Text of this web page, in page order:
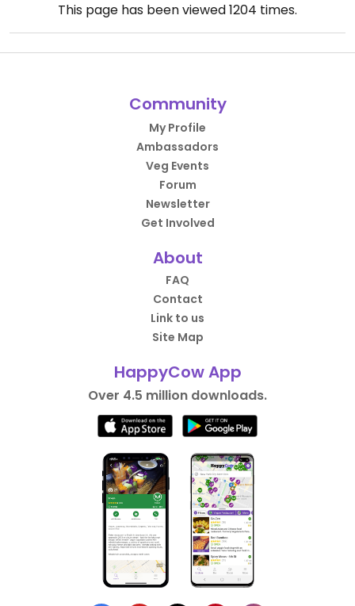
This page has been viewed1204 times.
Community
My Profile
Ambassadors
Veg Events
Forum
Newsletter
Get Involved
About
FAQ
Contact
Link to us
Site Map
HappyCow App
Over 4.5 million downloads.